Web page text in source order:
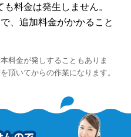
も料金は発生しません。
、追加料金がかかること
料金が発しすることもありま
頂いてからの作業になります。